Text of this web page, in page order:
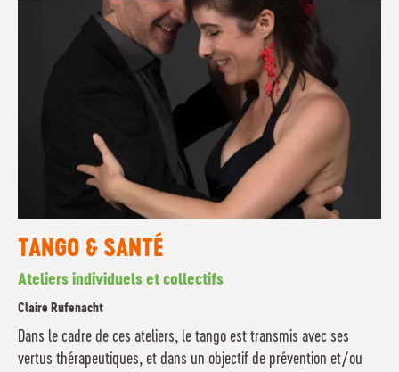
TANGO & SANTÉ
Ateliers individuels et collectifs
Claire Rufenacht
Dans le cadre de ces ateliers, le tango est transmis avec ses
vertus thérapeutiques, et dans un objectif de prévention et/ou